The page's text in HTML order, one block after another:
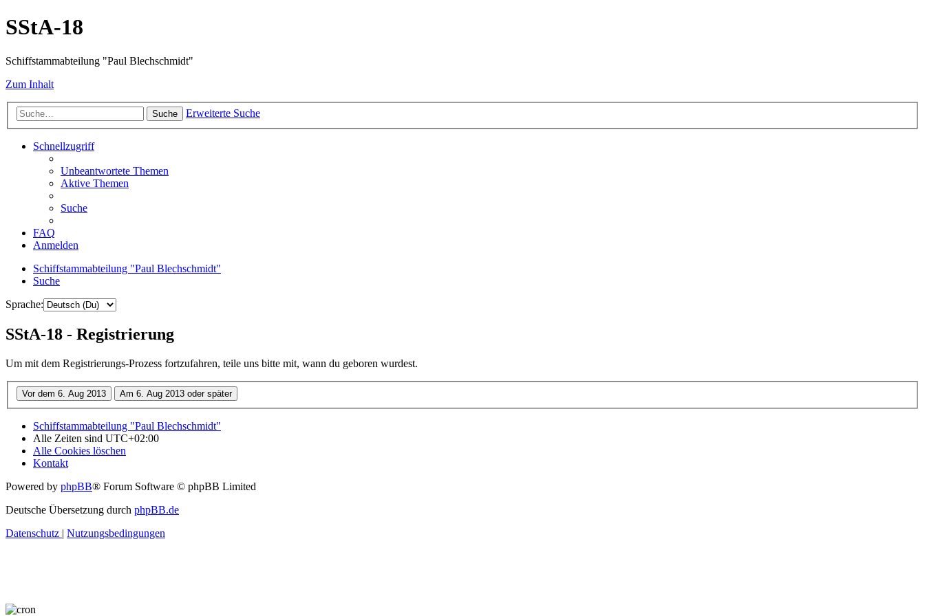
SStA-18
Schiffstammabteilung "Paul Blechschmidt"
Zum Inhalt
Suche Erweiterte Suche
Schnellzugriff
Unbeantwortete Themen
Aktive Themen
Suche
FAQ
Anmelden
Schiffstammabteilung "Paul Blechschmidt"
Suche
Sprache:
SStA-18 - Registrierung
Um mit dem Registrierungs-Prozess fortzufahren, teile uns bitte mit, wann du geboren wurdest.
Schiffstammabteilung "Paul Blechschmidt"
Alle Zeiten sind UTC+02:00
Alle Cookies löschen
Kontakt
Powered by phpBB® Forum Software © phpBB Limited
Deutsche Übersetzung durch phpBB.de
Datenschutz | Nutzungsbedingungen